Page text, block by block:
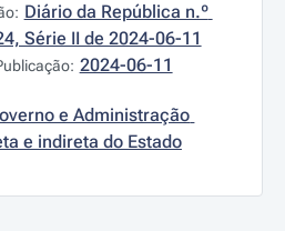
Diário da República n.º
Série II de 2024-06-11
2024-06-11
e Administração
e indireta do Estado